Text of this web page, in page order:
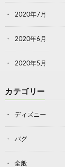
2020年7月
2020年6月
2020年5月
カテゴリー
ディズニー
バグ
全般